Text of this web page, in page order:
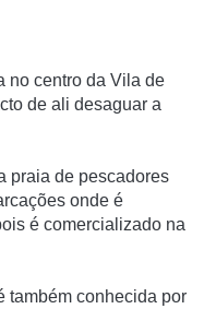
no centro da Vila de
de ali desaguar a
praia de pescadores
onde é
é comercializado na
também conhecida por